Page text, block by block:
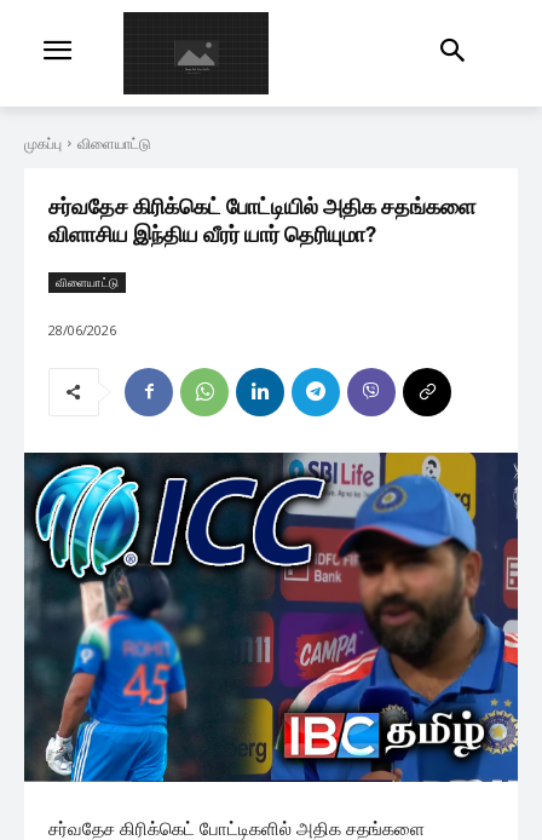
முகப்பு விளையாட்டு
சர்வதேச கிரிக்கெட் போட்டியில் அதிக சதங்களை
விளாசிய இந்திய வீரர் யார் தெரியுமா?
விளையாட்டு
28/06/2026
சர்வதேச கிரிக்கெட் போட்டிகளில் அதிக சதங்களை